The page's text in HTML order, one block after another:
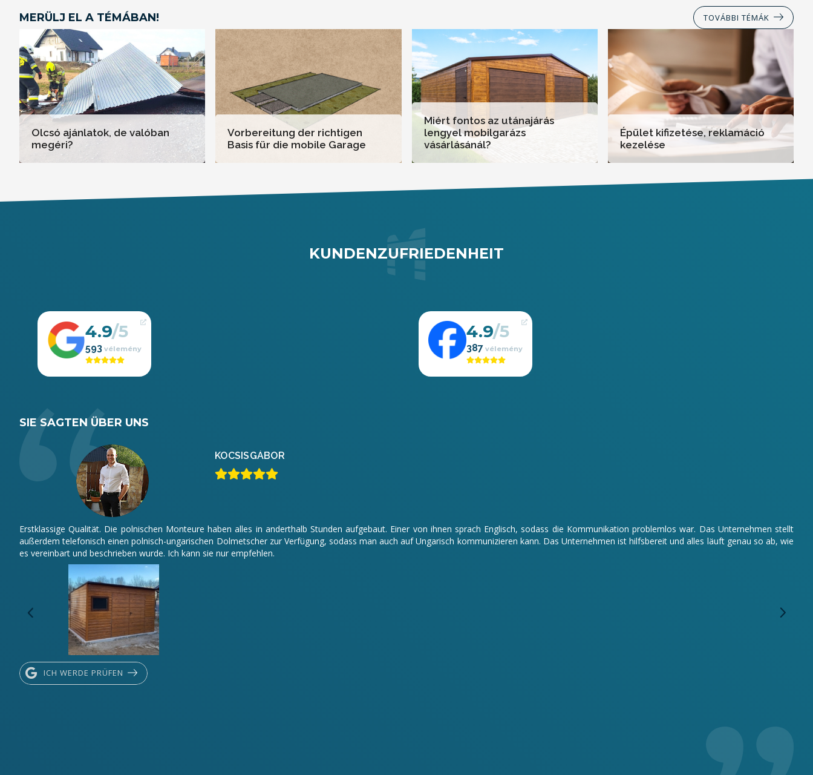
MERÜLJ EL A TÉMÁBAN! TOVÁBBI TÉMÁK
Olcsó ajánlatok, de valóban
megéri?
Vorbereitung der richtigen
Basis für die mobile Garage
Miért fontos az utánajárás
lengyel mobilgarázs
vásárlásánál?
Épület kifizetése, reklamáció
kezelése
KUNDENZUFRIEDENHEIT
4.9
593
4.9
387
SIE SAGTEN ÜBER UNS
KOCSISGÁBOR
Erstklassige Qualität. Die polnischen Monteure haben alles in anderthalb Stunden aufgebaut. Einer von ihnen sprach Englisch, sodass die Kommunikation problemlos war. Das Unternehmen stellt
außerdem telefonisch einen polnisch-ungarischen Dolmetscher zur Verfügung, sodass man auch auf Ungarisch kommunizieren kann. Das Unternehmen ist hilfsbereit und alles läuft genau so ab, wie
es vereinbart und beschrieben wurde. Ich kann sie nur empfehlen.
ICH WERDE PRÜFEN